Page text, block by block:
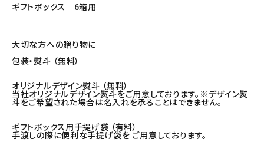
ギフトボックス 6箱用
大切な方への贈り物に
包装・熨斗 （無料）
オリジナルデザイン熨斗 （無料）
当社オリジナルデザイン熨斗をご用意しております。※デザイン熨
斗をご希望された場合は名入れを承ることはできません。
ギフトボックス用手提げ袋 （有料）
手渡しの際に便利な手提げ袋を ご用意しております。